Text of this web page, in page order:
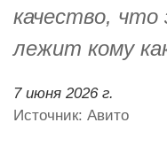
качество, что
лежит кому
7 июня 2026 г.
Источник: Авито